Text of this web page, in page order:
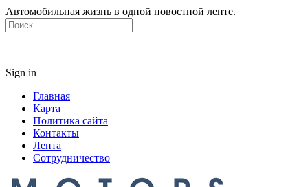
Автомобильная жизнь в одной новостной ленте.
Sign in
Главная
Карта
Политика сайта
Контакты
Лента
Сотрудничество